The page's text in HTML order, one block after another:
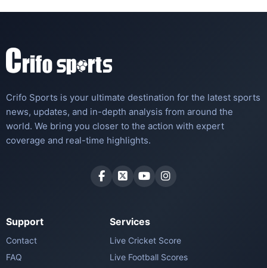
Crifo Sports is your ultimate destination for the latest sports
news, updates, and in-depth analysis from around the
world. We bring you closer to the action with expert
coverage and real-time highlights.
Support
Contact
FAQ
Services
Live Cricket Score
Live Football Scores